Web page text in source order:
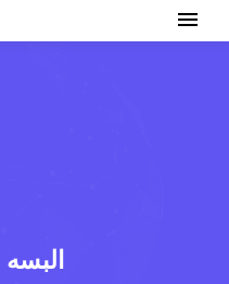
Elbise - البسه